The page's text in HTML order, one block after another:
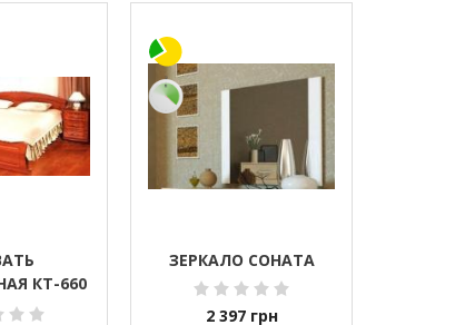
КТ-660
ЗЕРКАЛО СОНАТА
2 397 грн